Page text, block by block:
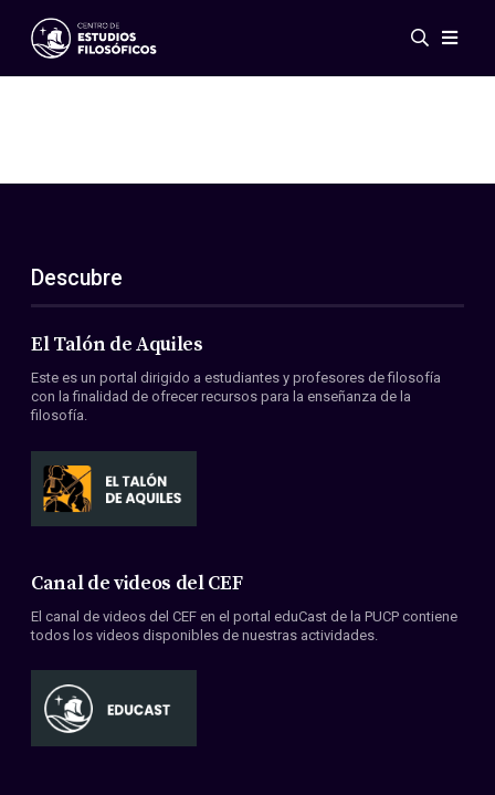
Eventos
ES
EN
Acerca de nosotros
Miembros
Convenios
Descubre
El Talón de Aquiles
Este es un portal dirigido a estudiantes y profesores de filosofía
con la finalidad de ofrecer recursos para la enseñanza de la
filosofía.
Canal de videos del CEF
El canal de videos del CEF en el portal eduCast de la PUCP contiene
todos los videos disponibles de nuestras actividades.